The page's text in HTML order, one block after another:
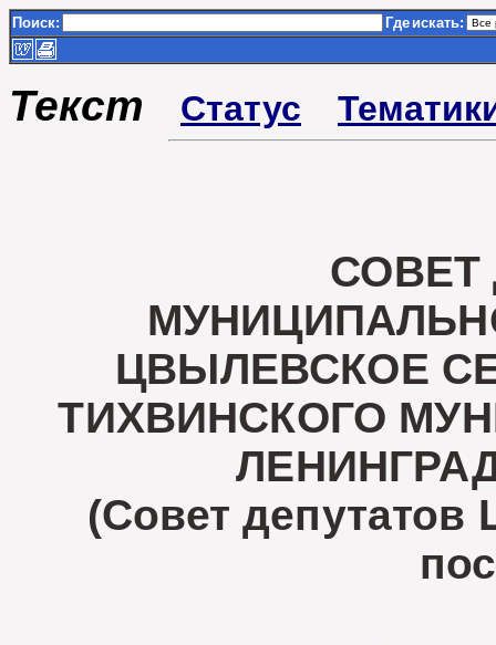
Поиск: Где искать:
Текст Статус
СОВЕТ
ЦВЫЛЕВСКОЕ
ТИХВИНСКОГО
(Совет депутатов